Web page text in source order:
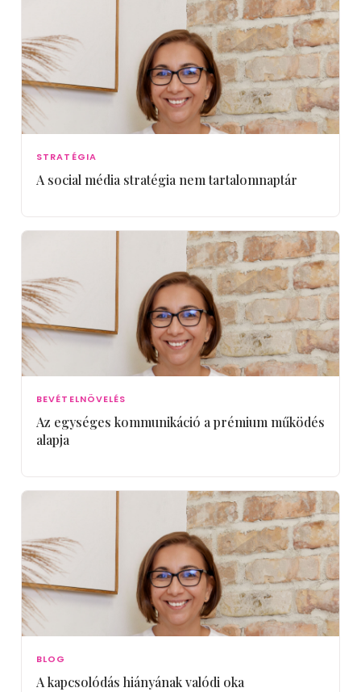
STRATÉGIA
A social média stratégia nem tartalomnaptár
BEVÉTELNÖVELÉS
Az egységes kommunikáció a prémium működés
alapja
BLOG
A kapcsolódás hiányának valódi oka